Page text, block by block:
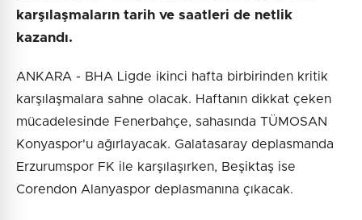
karşılaşmaların tarih ve saatleri de netlik
kazandı.
ANKARA - BHA Ligde ikinci hafta birbirinden kritik
karşılaşmalara sahne olacak. Haftanın dikkat çeken
mücadelesinde Fenerbahçe, sahasında TÜMOSAN
Konyaspor'u ağırlayacak. Galatasaray deplasmanda
Erzurumspor FK ile karşılaşırken, Beşiktaş ise
Corendon Alanyaspor deplasmanına çıkacak.